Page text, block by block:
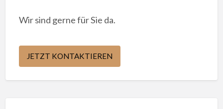
Wir sind gerne für Sie da.
JETZT KONTAKTIEREN